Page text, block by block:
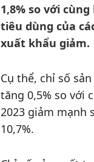
1,8% so với
tiêu dùng của
xuất khẩu giảm.
Cụ thể, chỉ số
tăng 0,5% so với
2023 giảm mạnh
10,7%.